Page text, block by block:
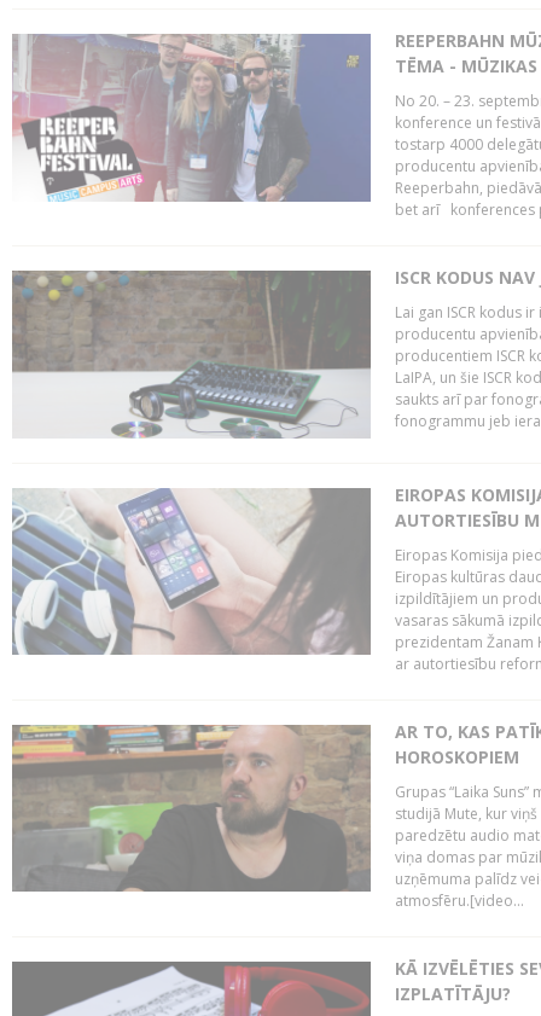
REEPERBAHN
TĒMA -
No 20. – 23.
konference un
tostarp 4000
producentu
Reeperbahn,
bet arī konferences
ISCR KODUS
Lai gan ISCR kodus
producentu
producentiem ISCR
LaIPA, un šie ISCR
saukts arī par
fonogrammu jeb
EIROPAS
AUTORTIESĪBU
Eiropas Komisija
Eiropas kultūras
izpildītājiem un
vasaras sākumā
prezidentam Žanam
ar autortiesību
AR TO, KAS
HOROSKOPIEM
Grupas “Laika
studijā Mute, kur
paredzētu audio
viņa domas par
uzņēmuma palīdz
atmosfēru.[video...
KĀ IZVĒLĒTIES
IZPLATĪTĀJU?